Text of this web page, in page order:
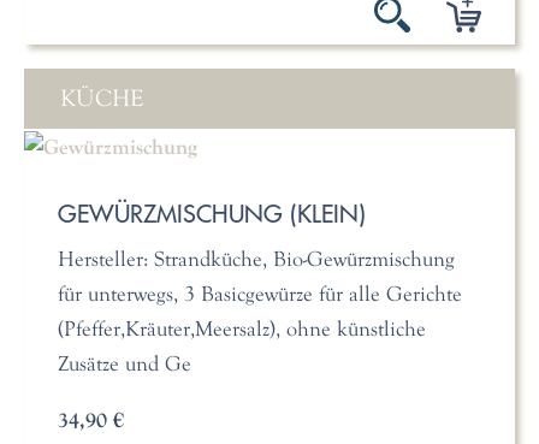
KÜCHE
GEWÜRZMISCHUNG (KLEIN)
Hersteller: Strandküche, Bio-Gewürzmischung
für unterwegs, 3 Basicgewürze für alle Gerichte
(Pfeffer,Kräuter,Meersalz), ohne künstliche
Zusätze und Ge
34,90 €